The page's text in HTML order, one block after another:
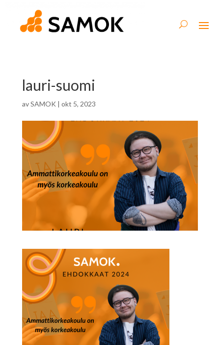
lauri-suomi
avSAMOK | okt 5, 2023